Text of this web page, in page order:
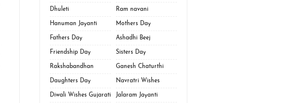
Dhuleti Ram navani
Hanuman Jayanti Mothers Day
Fathers Day Ashadhi Beej
Friendship Day Sisters Day
Rakshabandhan Ganesh Chaturthi
Daughters Day Navratri Wishes
Diwali Wishes Gujarati Jalaram Jayanti